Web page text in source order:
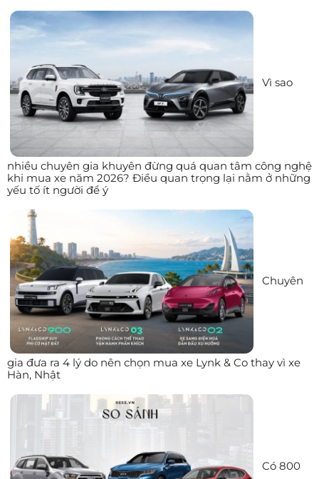
Vì sao
nhiều chuyên gia khuyên đừng quá quan tâm công nghệ
khi mua xe năm 2026? Điều quan trọng lại nằm ở những
yếu tố ít người để ý
Chuyên
gia đưa ra 4 lý do nên chọn mua xe Lynk & Co thay vì xe
Hàn, Nhật
Có 800